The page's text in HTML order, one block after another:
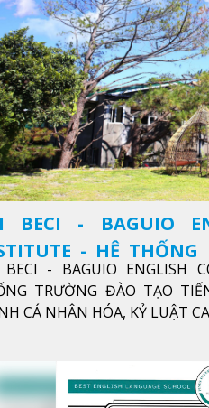
BECI - BAGUIO
- HỆ
CHUẨN QUỐC TẾ
BECI - BAGUIO ENGLISH
TRƯỜNG ĐÀO TẠO
CÁ NHÂN HÓA, KỶ LUẬT